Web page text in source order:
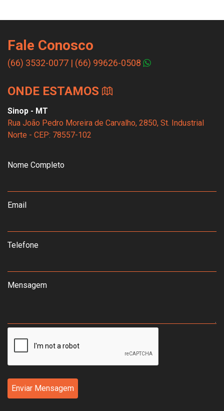
Fale Conosco
(66) 3532-0077 | (66) 99626-0508
ONDE ESTAMOS
Sinop - MT
Rua João Pedro Moreira de Carvalho, 2850, St. Industrial
Norte - CEP: 78557-102
Nome Completo
Email
Telefone
Mensagem
Enviar Mensagem